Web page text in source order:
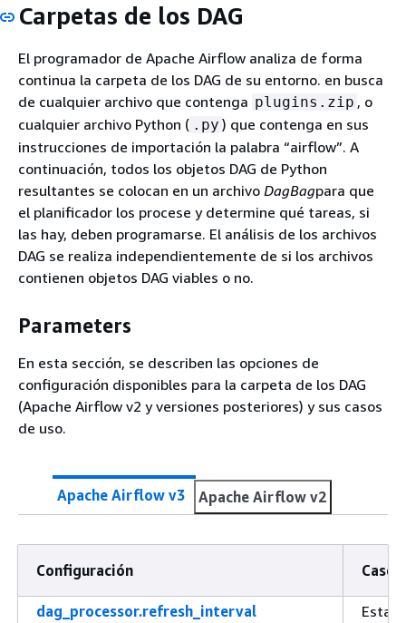
Carpetas de los DAG
El programador de Apache Airflow analiza de forma
continua la carpeta de los DAG de su entorno. en busca
de cualquier archivo que contenga plugins.zip , o
cualquier archivo Python ( .py ) que contenga en sus
instrucciones de importación la palabra “airflow”. A
continuación, todos los objetos DAG de Python
resultantes se colocan en un archivo DagBagpara que
el planificador los procese y determine qué tareas, si
las hay, deben programarse. El análisis de los archivos
DAG se realiza independientemente de si los archivos
contienen objetos DAG viables o no.
Parameters
En esta sección, se describen las opciones de
configuración disponibles para la carpeta de los DAG
(Apache Airflow v2 y versiones posteriores) y sus casos
de uso.
Apache Airflow v3 Apache Airflow v2
Configuración Caso
dag_processor.refresh_interval
Esta